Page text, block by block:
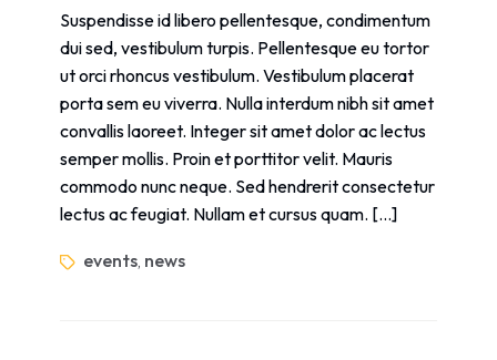
Suspendisse id libero pellentesque, condimentum
dui sed, vestibulum turpis. Pellentesque eu tortor
ut orci rhoncus vestibulum. Vestibulum placerat
porta sem eu viverra. Nulla interdum nibh sit amet
convallis laoreet. Integer sit amet dolor ac lectus
semper mollis. Proin et porttitor velit. Mauris
commodo nunc neque. Sed hendrerit consectetur
lectus ac feugiat. Nullam et cursus quam. […]
events, news